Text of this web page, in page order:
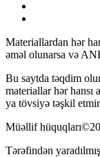
Materiallardan hər
əməl olunarsa və
Bu saytda təqdim
materiallar hər hansı
ya tövsiyə təşkil
Müəllif
Tərəfindən